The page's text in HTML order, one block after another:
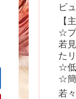
ビ
【
☆プ
若
た
☆低
☆簡
若